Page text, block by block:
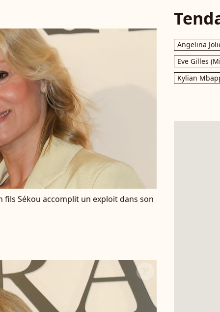
fils Sékou accomplit un exploit dans son
Angelina
Eve Gilles
Kylian